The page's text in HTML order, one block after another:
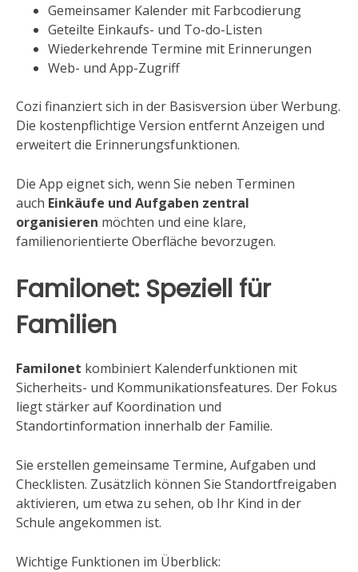
Gemeinsamer Kalender mit Farbcodierung
Geteilte Einkaufs- und To-do-Listen
Wiederkehrende Termine mit Erinnerungen
Web- und App-Zugriff
Cozi finanziert sich in der Basisversion über Werbung.
Die kostenpflichtige Version entfernt Anzeigen und
erweitert die Erinnerungsfunktionen.
Die App eignet sich, wenn Sie neben Terminen
auch Einkäufe und Aufgaben zentral
organisieren möchten und eine klare,
familienorientierte Oberfläche bevorzugen.
Familonet: Speziell für
Familien
Familonet kombiniert Kalenderfunktionen mit
Sicherheits- und Kommunikationsfeatures. Der Fokus
liegt stärker auf Koordination und
Standortinformation innerhalb der Familie.
Sie erstellen gemeinsame Termine, Aufgaben und
Checklisten. Zusätzlich können Sie Standortfreigaben
aktivieren, um etwa zu sehen, ob Ihr Kind in der
Schule angekommen ist.
Wichtige Funktionen im Überblick: